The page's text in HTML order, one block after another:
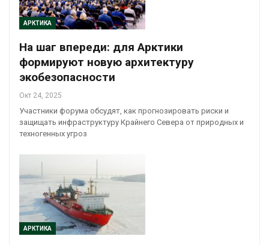
АРКТИКА
На шаг впереди: для Арктики
формируют новую архитектуру
экобезопасности
Окт 24, 2025
Участники форума обсудят, как прогнозировать риски и
защищать инфраструктуру Крайнего Севера от природных и
техногенных угроз
АРКТИКА